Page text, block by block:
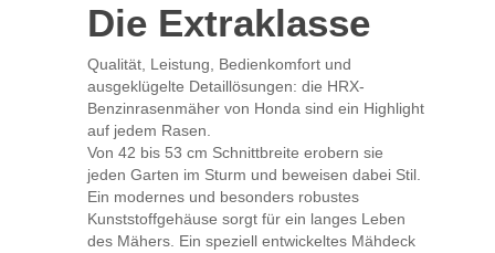
Die Extraklasse
Qualität, Leistung, Bedienkomfort und
ausgeklügelte Detaillösungen: die HRX-
Benzinrasenmäher von Honda sind ein Highlight
auf jedem Rasen.
Von 42 bis 53 cm Schnittbreite erobern sie
jeden Garten im Sturm und beweisen dabei Stil.
Ein modernes und besonders robustes
Kunststoffgehäuse sorgt für ein langes Leben
des Mähers. Ein speziell entwickeltes Mähdeck